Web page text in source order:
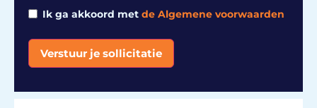
Ik ga akkoord met de Algemene voorwaarden
Verstuur je sollicitatie